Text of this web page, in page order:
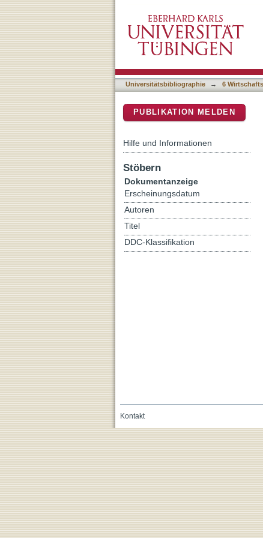
A multidimensional
Saharan Africa
Universitätsbibliographie → 6
PUBLIKATION MELDEN
Hilfe und Informationen
Stöbern
Dokumentanzeige
Erscheinungsdatum
Autoren
Titel
DDC-Klassifikation
Kontakt